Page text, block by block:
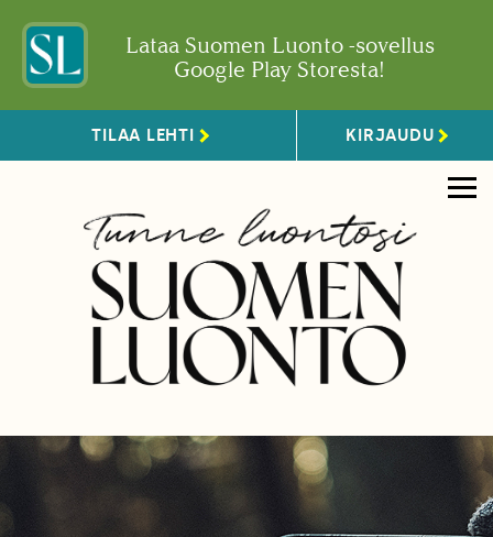
Lataa Suomen Luonto -sovellus
Google Play Storesta!
TILAA LEHTI KIRJAUDU